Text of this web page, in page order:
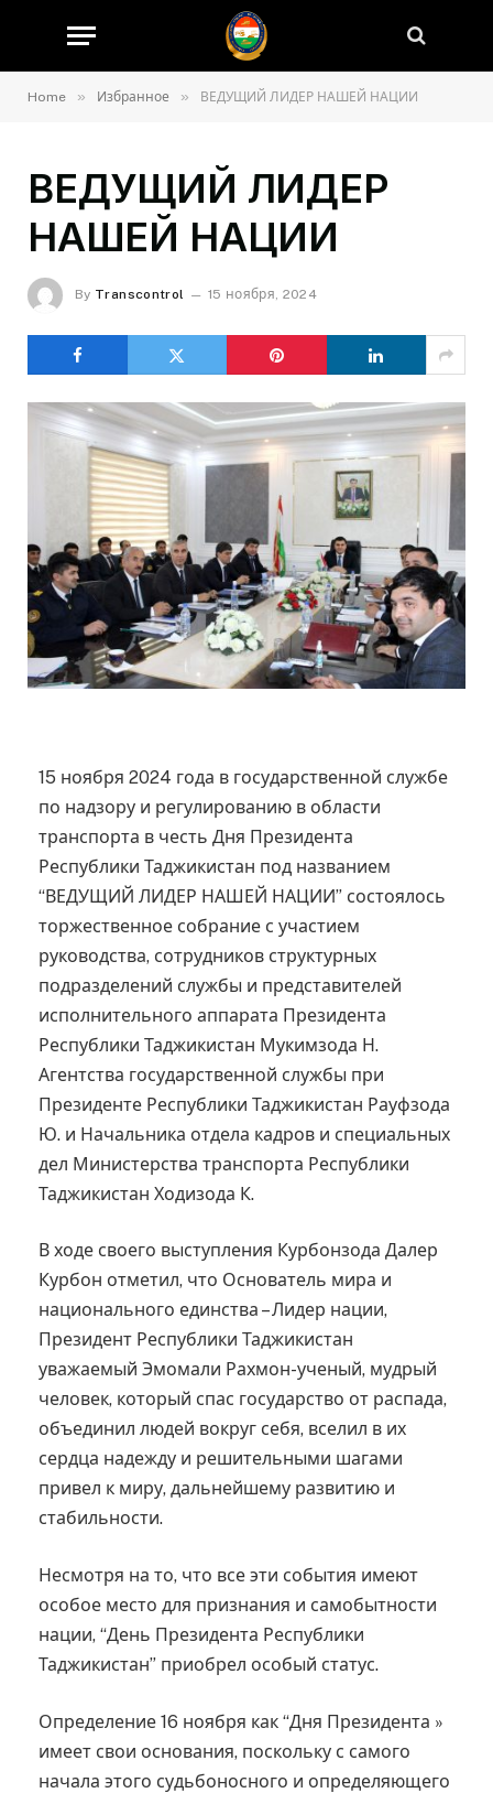
Home » Избранное » ВЕДУЩИЙ ЛИДЕР НАШЕЙ НАЦИИ
ВЕДУЩИЙ ЛИДЕР
НАШЕЙ НАЦИИ
By Transcontrol 15 ноября, 2024
15 ноября 2024 года в государственной службе
по надзору и регулированию в области
транспорта в честь Дня Президента
Республики Таджикистан под названием
“ВЕДУЩИЙ ЛИДЕР НАШЕЙ НАЦИИ” состоялось
торжественное собрание с участием
руководства, сотрудников структурных
подразделений службы и представителей
исполнительного аппарата Президента
Республики Таджикистан Мукимзода Н.
Агентства государственной службы при
Президенте Республики Таджикистан Рауфзода
Ю. и Начальника отдела кадров и специальных
дел Министерства транспорта Республики
Таджикистан Ходизода К.
В ходе своего выступления Курбонзода Далер
Курбон отметил, что Основатель мира и
национального единства – Лидер нации,
Президент Республики Таджикистан
уважаемый Эмомали Рахмон-ученый, мудрый
человек, который спас государство от распада,
объединил людей вокруг себя, вселил в их
сердца надежду и решительными шагами
привел к миру, дальнейшему развитию и
стабильности.
Несмотря на то, что все эти события имеют
особое место для признания и самобытности
нации, “День Президента Республики
Таджикистан” приобрел особый статус.
Определение 16 ноября как “Дня Президента »
имеет свои основания, поскольку с самого
начала этого судьбоносного и определяющего